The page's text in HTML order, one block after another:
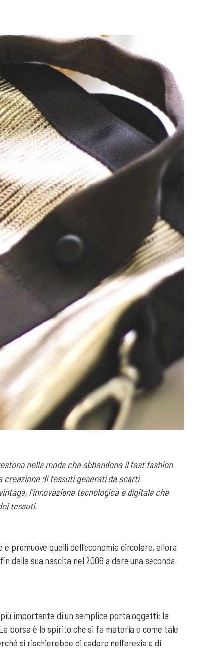
nella moda che abbandona il fast fashion
creazione di tessuti generati da scarti
l’innovazione tecnologica e digitale che
tessuti.
promuove quelli dell'economia circolare, allora
dalla sua nascita nel 2006 a dare una seconda
importante di un semplice porta oggetti; la
borsa è lo spirito che si fa materia e come tale
si rischierebbe di cadere nell'eresia e di